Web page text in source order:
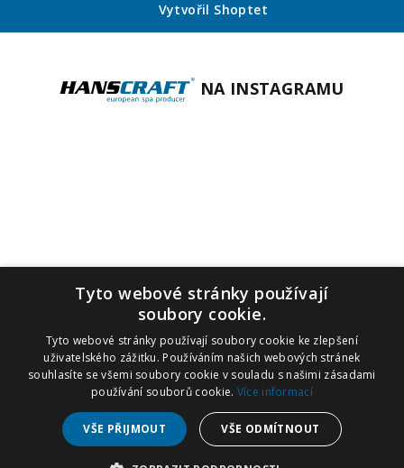
SOBOTY 1.8. A 8.8. MÁME ZAVŘENÝ
Vytvořil Shoptet
NA INSTAGRAMU
Tyto webové stránky používají
soubory cookie.
Tyto webové stránky používají soubory cookie ke zlepšení
uživatelského zážitku. Používáním našich webových stránek
souhlasíte se všemi soubory cookie v souladu s našimi zásadami
používání souborů cookie. Více informací
VŠE PŘIJMOUT VŠE ODMÍTNOUT